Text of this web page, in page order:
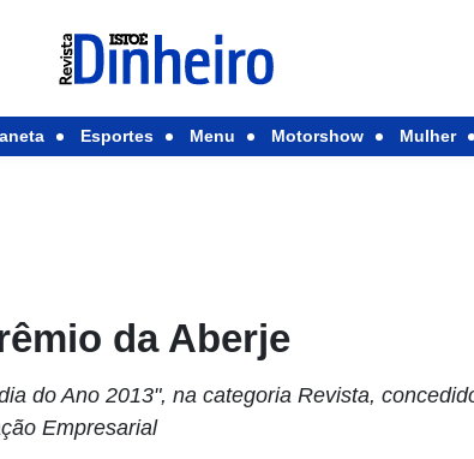
Esportes Menu Motorshow Mulher
da Aberje
do Ano 2013", na categoria Revista,
Empresarial